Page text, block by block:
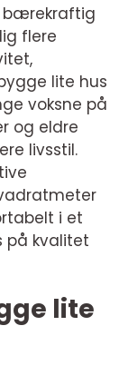
bærekraftig
flere
lite hus
voksne på
og eldre
livsstil.
i et
på kvalitet
lite